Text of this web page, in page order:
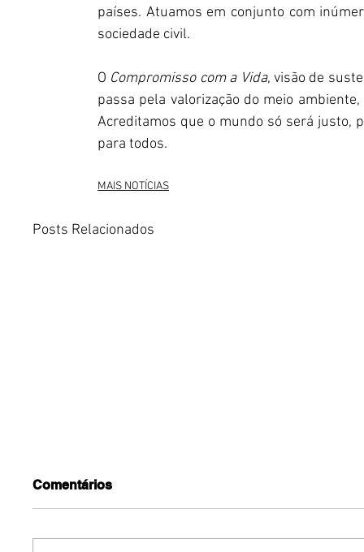
países. Atuamos em conjunto com
sociedade civil.
O Compromisso com a Vida, visão de
passa pela valorização do meio
Acreditamos que o mundo só será justo,
para todos.
MAIS NOTÍCIAS
Posts Relacionados
Comentários